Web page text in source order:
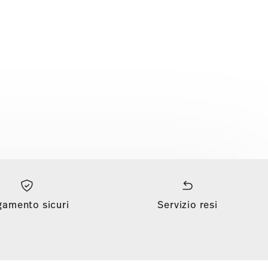
sicuri Servizio resi